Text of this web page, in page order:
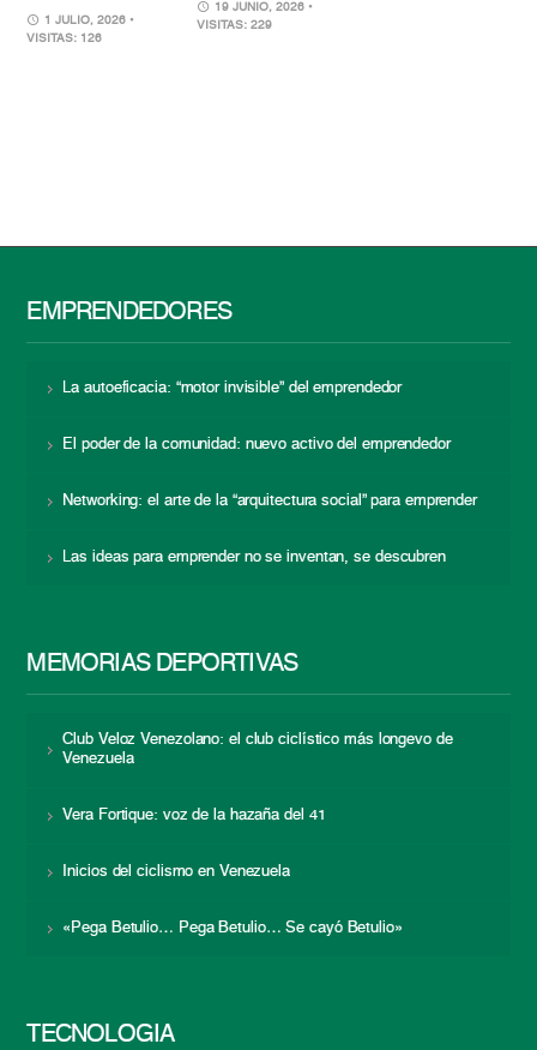
1 JULIO, 2026 •
VISITAS: 126
19 JUNIO, 2026 •
VISITAS: 229
EMPRENDEDORES
La autoeficacia: “motor invisible” del emprendedor
El poder de la comunidad: nuevo activo del emprendedor
Networking: el arte de la “arquitectura social” para emprender
Las ideas para emprender no se inventan, se descubren
MEMORIAS DEPORTIVAS
Club Veloz Venezolano: el club ciclístico más longevo de
Venezuela
Vera Fortique: voz de la hazaña del 41
Inicios del ciclismo en Venezuela
«Pega Betulio… Pega Betulio… Se cayó Betulio»
TECNOLOGÍA